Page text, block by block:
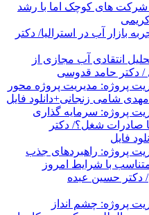
شرکت های کوچک اما با رشد
بازار آب در استرالیا/ دکتر
انتقادی آب مجازی از
/ دکتر حامد قدوسی
پروژه: مدیریت پروژه محور
شامی زنجانی+دانلود فایل
پروژه: سرمایه گذاری
صادرات شغل؟/ دکتر
فایل
پروژه: راهبردهای جذب
با شرایط امروز
دکتر حسین عبده
پروژه: چشم انداز